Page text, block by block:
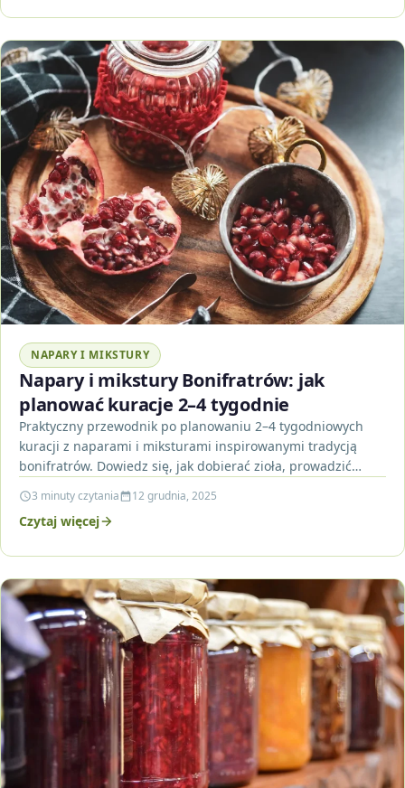
NAPARY I MIKSTURY
Napary i mikstury Bonifratrów: jak
planować kuracje 2–4 tygodnie
Praktyczny przewodnik po planowaniu 2–4 tygodniowych
kuracji z naparami i miksturami inspirowanymi tradycją
bonifratrów. Dowiedz się, jak dobierać zioła, prowadzić
3 minuty czytania 12 grudnia, 2025
Czytaj więcej